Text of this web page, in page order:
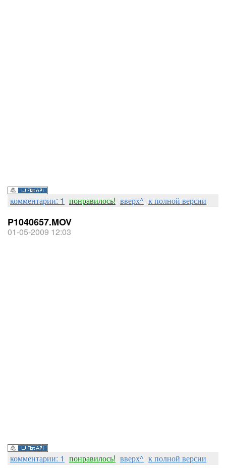
комментарии: 1 понравилось! вверх^ к полной версии
P1040657.MOV
01-05-2009 12:03
комментарии: 1 понравилось! вверх^ к полной версии